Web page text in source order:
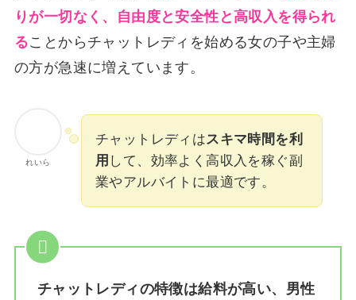
りが一切なく、自由度と安全性と高収入を得られ
ることからチャットレディを始める女の子や主婦
の方が急速に増えています。
れいら
チャットレディはスキマ時間を利
用 して、効率よく高収入を稼ぐ副
業やアルバイトに最適です。
チャットレディの特徴は給料が高い、男性